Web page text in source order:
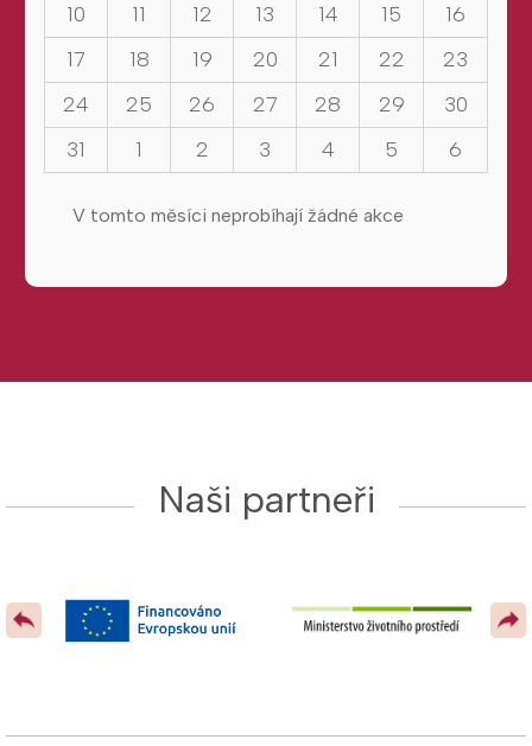
10
11 12 13 14 15
16
17
18 19 20 21 22
23
24
25 26 27 28 29
30
31
1 2 3 4 5 6
V tomto měsíci neprobíhají žádné akce
Naši partneři